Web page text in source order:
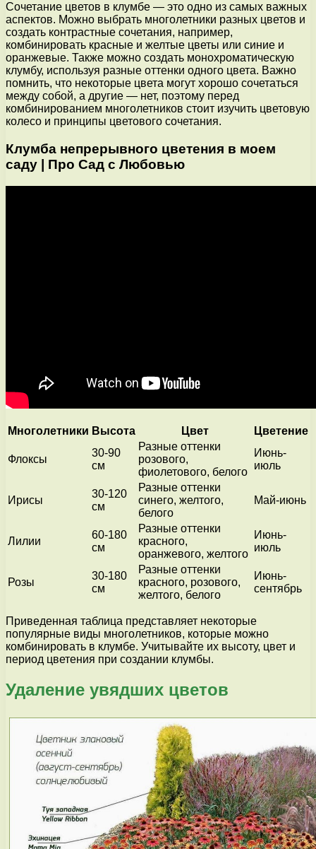
Сочетание цветов в клумбе — это одно из самых важных
аспектов. Можно выбрать многолетники разных цветов и
создать контрастные сочетания, например,
комбинировать красные и желтые цветы или синие и
оранжевые. Также можно создать монохроматическую
клумбу, используя разные оттенки одного цвета. Важно
помнить, что некоторые цвета могут хорошо сочетаться
между собой, а другие — нет, поэтому перед
комбинированием многолетников стоит изучить цветовую
колесо и принципы цветового сочетания.
Клумба непрерывного цветения в моем
саду | Про Сад с Любовью
Многолетники Высота Цвет Цветение
Флоксы
30-90
см
Разные оттенки
розового,
фиолетового, белого
Июнь-
июль
Ирисы
30-120
см
Разные оттенки
синего, желтого,
белого
Май-июнь
Лилии
60-180
см
Разные оттенки
красного,
оранжевого, желтого
Июнь-
июль
Розы
30-180
см
Разные оттенки
красного, розового,
желтого, белого
Июнь-
сентябрь
Приведенная таблица представляет некоторые
популярные виды многолетников, которые можно
комбинировать в клумбе. Учитывайте их высоту, цвет и
период цветения при создании клумбы.
Удаление увядших цветов